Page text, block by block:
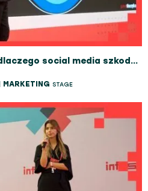
Targowisko uwagi, czyli dlaczego social media szkodzą Twojej marce
MARKETING STAGE